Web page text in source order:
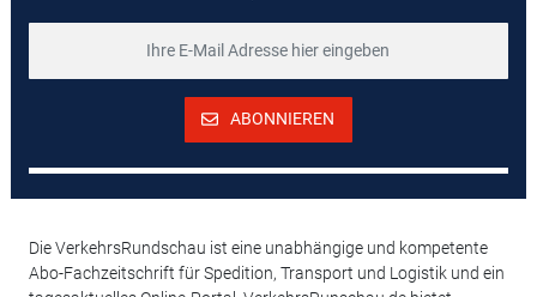
ABONNIEREN
Die VerkehrsRundschau ist eine unabhängige und kompetente
Abo-Fachzeitschrift für Spedition, Transport und Logistik und ein